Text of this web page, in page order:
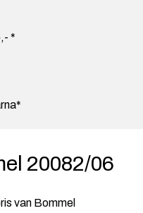
*
20082/06
van Bommel